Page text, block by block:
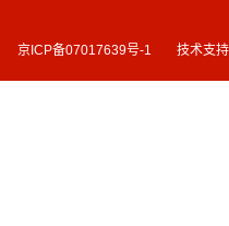
京ICP备07017639号-1 技术支